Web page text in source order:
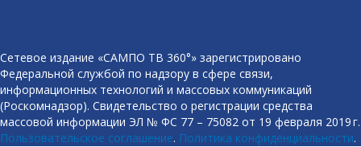
Сетевое издание «САМПО ТВ 360°» зарегистрировано
Федеральной службой по надзору в сфере связи,
информационных технологий и массовых коммуникаций
(Роскомнадзор). Свидетельство о регистрации средства
массовой информации ЭЛ № ФС 77 – 75082 от 19 февраля 2019 г.
Пользовательское соглашение. Политика конфиденциальности.